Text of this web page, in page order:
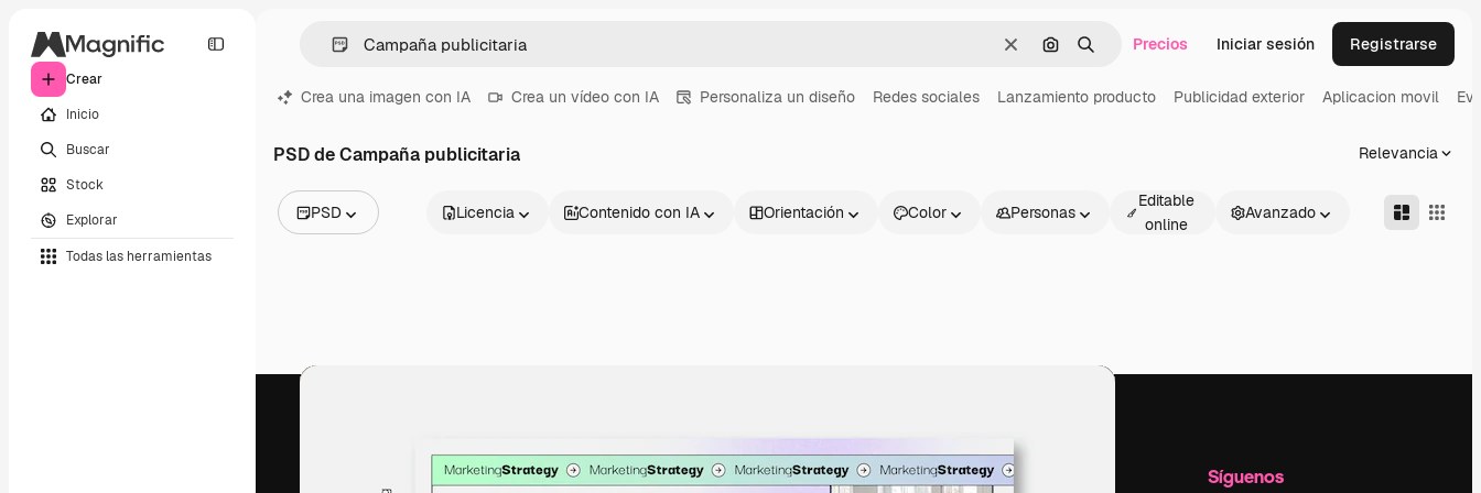
Crear
Inicio
Buscar
Stock
Explorar
Todas las herramientas
BorrarBuscar por imagen
BuscarPrecios Iniciar sesión Registrarse
Crea una imagen con IA Crea un vídeo con IA Personaliza un diseño Redes sociales Lanzamiento producto Publicidad exterior Aplicacion movil
PSD de Campaña publicitaria Relevancia
PSD
Vídeos
Licencia Contenido con IA Orientación Color Personas
Editable
online
Avanzado
Productos Información útil Síguenos